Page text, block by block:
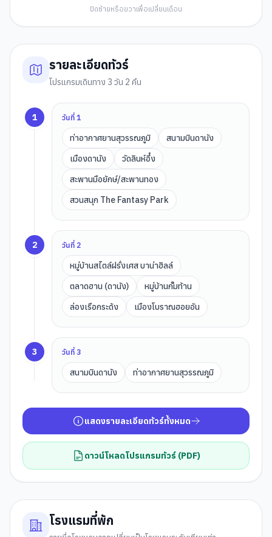
ปัดซ้ายหรือขวาเพื่อเปลี่ยนเดือน
รายละเอียดทัวร์
โปรแกรมเดินทาง 3 วัน 2 คืน
1 วันที่1
ท่าอากาศยานสุวรรณภูมิ
สนามบินดานัง
เมืองดานัง
วัดลินห์อึ๋ง
สะพานมือยักษ์/สะพานทอง
สวนสนุก The Fantasy Park
2 วันที่ 2
หมู่บ้านสไตล์ฝรั่งเศส บาน่าฮิลล์
ตลาดฮาน (ดานัง)
หมู่บ้านกั๊มท้าน
ล่องเรือกระด้ง
เมืองโบราณฮอยอัน
3 วันที่3
สนามบินดานัง ท่าอากาศยานสุวรรณภูมิ
แสดงรายละเอียดทัวร์ทั้งหมด
ดาวน์โหลดโปรแกรมทัวร์ (PDF)
โรงแรมที่พัก